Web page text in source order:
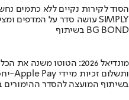
הסוד לקירות נקיים ללא כתמים
מומחה BG BOND עושה סדר על המדפים ומציג את מותג הצבע SIMPLY
בשיתוף BG BOND
מונדיאל 2026: הטוטו משנה את הכללים
יחסי הימור משופרים, הפקדות ב-Apple Pay ותשלום זכיות מיידי
בשיתוף המועצה להסדר ההימורים